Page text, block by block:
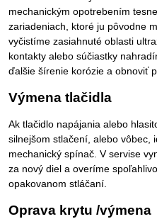
mechanickým opotrebením
zariadeniach, ktoré ju pôvodne
vyčistíme zasiahnuté oblasti
kontakty alebo súčiastky
ďalšie šírenie korózie a obnoviť
Výmena tlačidla
Ak tlačidlo napájania alebo
silnejšom stlačení, alebo vôbec,
mechanický spínač. V servise
za nový diel a overíme
opakovanom stláčaní.
Oprava krytu /výmena